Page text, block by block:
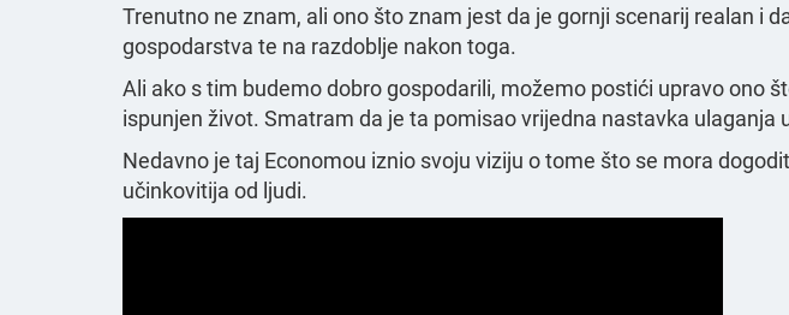
Trenutno ne znam, ali ono što znam jest da je gornji scenarij realan i
gospodarstva te na razdoblje nakon toga.
Ali ako s tim budemo dobro gospodarili, možemo postići upravo ono
ispunjen život. Smatram da je ta pomisao vrijedna nastavka ulaganja
Nedavno je taj Economou iznio svoju viziju o tome što se mora
učinkovitija od ljudi.